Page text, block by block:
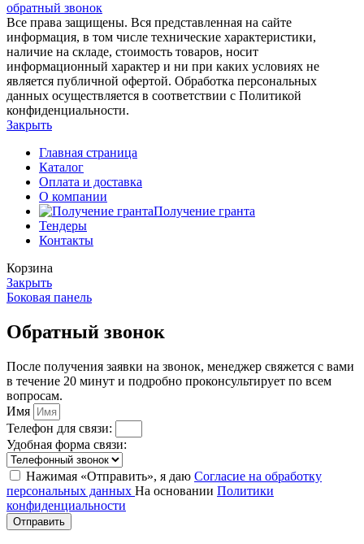
обратный звонок
Все права защищены. Вся представленная на сайте
информация, в том числе технические характеристики,
наличие на складе, стоимость товаров, носит
информационный характер и ни при каких условиях не
является публичной офертой. Обработка персональных
данных осуществляется в соответствии с Политикой
конфиденциальности.
Закрыть
Главная страница
Каталог
Оплата и доставка
О компании
Получение гранта
Тендеры
Контакты
Корзина
Закрыть
Боковая панель
Обратный звонок
После получения заявки на звонок, менеджер свяжется с вами
в течение 20 минут и подробно проконсультирует по всем
вопросам.
Имя
Телефон для связи:
Удобная форма связи:
Нажимая «Отправить», я даю Согласие на обработку
персональных данных На основании Политики
конфиденциальности
Отправить